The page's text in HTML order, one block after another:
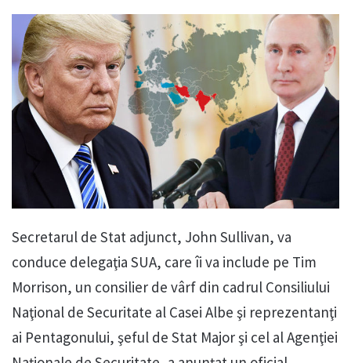
Secretarul de Stat adjunct, John Sullivan, va
conduce delegaţia SUA, care îi va include pe Tim
Morrison, un consilier de vârf din cadrul Consiliului
Naţional de Securitate al Casei Albe şi reprezentanţi
ai Pentagonului, şeful de Stat Major şi cel al Agenţiei